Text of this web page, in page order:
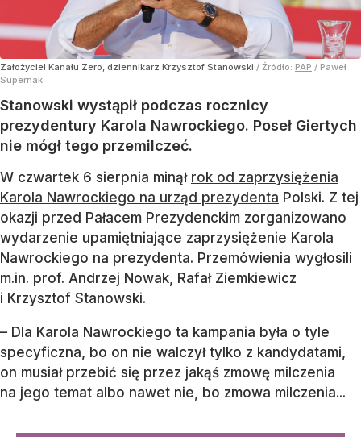
Założyciel Kanału Zero, dziennikarz Krzysztof Stanowski / Źródło: PAP / Paweł
Supernak
Stanowski wystąpił podczas rocznicy
prezydentury Karola Nawrockiego. Poseł Giertych
nie mógł tego przemilczeć.
W czwartek 6 sierpnia minął rok od zaprzysiężenia
Karola Nawrockiego na urząd prezydenta Polski. Z tej
okazji przed Pałacem Prezydenckim zorganizowano
wydarzenie upamiętniające zaprzysiężenie Karola
Nawrockiego na prezydenta. Przemówienia wygłosili
m.in. prof. Andrzej Nowak, Rafał Ziemkiewicz
i Krzysztof Stanowski.
– Dla Karola Nawrockiego ta kampania była o tyle
specyficzna, bo on nie walczył tylko z kandydatami,
on musiał przebić się przez jakąś zmowę milczenia
na jego temat albo nawet nie, bo zmowa milczenia...